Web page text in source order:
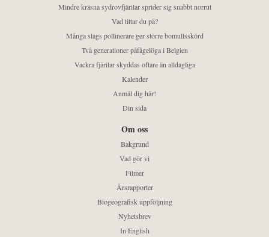
Mindre kräsna sydrovfjärilar sprider sig snabbt norrut
Vad tittar du på?
Många slags pollinerare ger större bomullsskörd
Två generationer påfågelöga i Belgien
Vackra fjärilar skyddas oftare än alldagliga
Kalender
Anmäl dig här!
Din sida
Om oss
Bakgrund
Vad gör vi
Filmer
Årsrapporter
Biogeografisk uppföljning
Nyhetsbrev
In English